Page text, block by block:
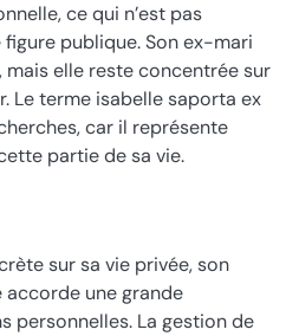
ce qui n’est pas
publique. Son ex-mari
elle reste concentrée sur
Le terme isabelle saporta ex
car il représente
partie de sa vie.
sur sa vie privée, son
accorde une grande
personnelles. La gestion de